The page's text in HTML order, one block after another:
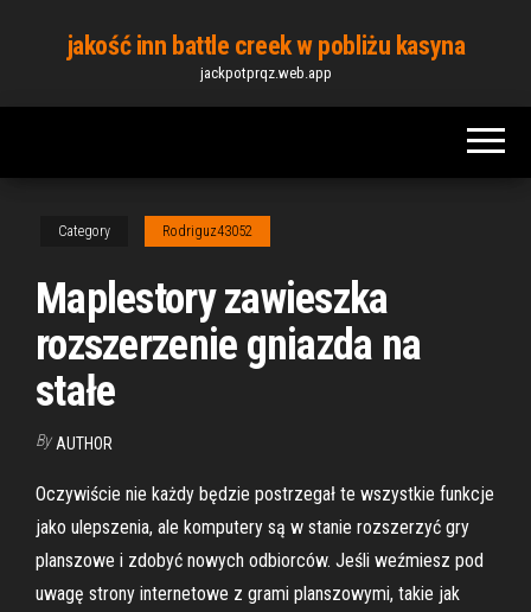
content
jakość inn battle creek w pobliżu kasyna
jackpotprqz.web.app
Category Rodriguz43052
Maplestory zawieszka
rozszerzenie gniazda na
stałe
By AUTHOR
Oczywiście nie każdy będzie postrzegał te wszystkie funkcje
jako ulepszenia, ale komputery są w stanie rozszerzyć gry
planszowe i zdobyć nowych odbiorców. Jeśli weźmiesz pod
uwagę strony internetowe z grami planszowymi, takie jak